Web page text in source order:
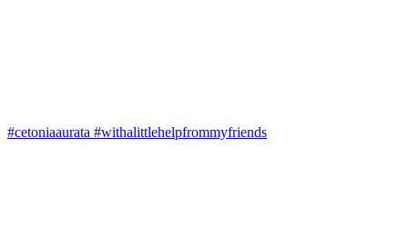
#cetoniaaurata #withalittlehelpfrommyfriends